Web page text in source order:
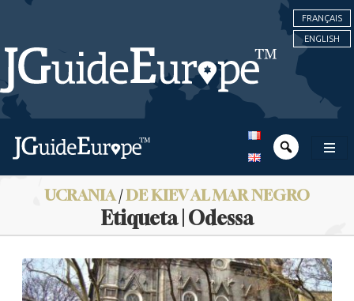
FRANÇAIS
ENGLISH
UCRANIA/DE KIEV AL MAR NEGRO
Etiqueta | Odessa